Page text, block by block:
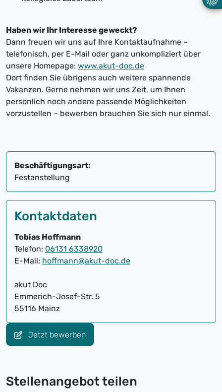
Haben wir Ihr Interesse geweckt?
Dann freuen wir uns auf Ihre Kontaktaufnahme –
telefonisch, per E-Mail oder ganz unkompliziert über
unsere Homepage: www.akut-doc.de
Dort finden Sie übrigens auch weitere spannende
Vakanzen. Gerne nehmen wir uns Zeit, um Ihnen
persönlich noch andere passende Möglichkeiten
vorzustellen – bewerben brauchen Sie sich nur einmal.
Beschäftigungsart:
Festanstellung
Kontaktdaten
Tobias Hoffmann
Telefon: 06131 6338920
E-Mail: hoffmann@akut-doc.de
akut Doc
Emmerich-Josef-Str. 5
55116 Mainz
Jetzt bewerben
Stellenangebot teilen